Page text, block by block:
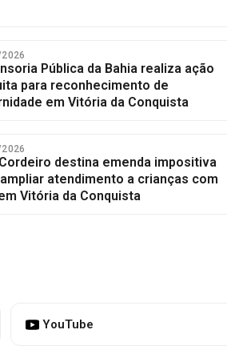
Pública da Bahia realiza ação
para reconhecimento de
em Vitória da Conquista
destina emenda impositiva
atendimento a crianças com
Vitória da Conquista
YouTube